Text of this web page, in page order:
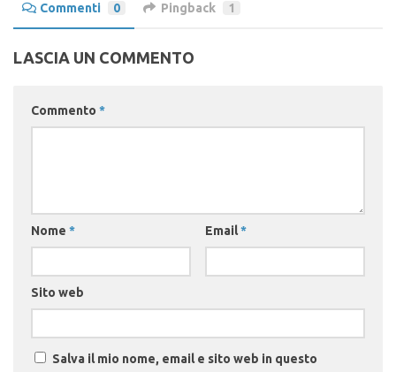
Commenti 0 Pingback 1
LASCIA UN COMMENTO
Commento *
Nome * Email*
Sito web
Salva il mio nome, email e sito web in questo